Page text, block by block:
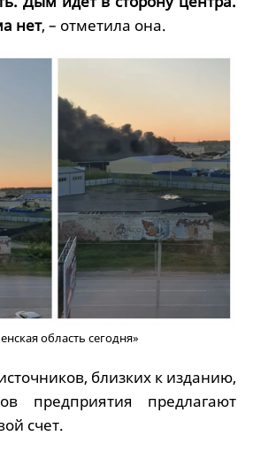
нет, – отметила она.
область сегодня»
близких к изданию,
предприятия предлагают
счет.